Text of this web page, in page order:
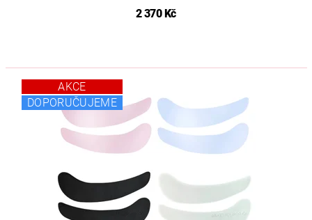
2 370 Kč
AKCE
DOPORUČUJEME